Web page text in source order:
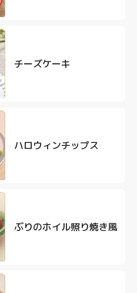
チーズケーキ
ハロウィンチップス
ぶりのホイル照り焼き風